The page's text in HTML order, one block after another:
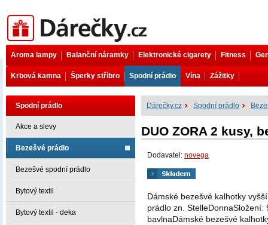
Dárečky.cz
Aroma lampy Balanční náramky Elektronické cigarety Fitness
Krbová kamna Šperky stříbro Spodní prádlo Vína Zážitky
Spodní prádlo
Akce a slevy
Bezešvé prádlo
Bezešvé spodní prádlo
Bytový textil
Bytový textil - deka
Dárečky.cz Spodní prádlo
DUO ZORA 2 kusy,
Dodavatel: novega
Dámské bezešvé kalhotky
prádlo zn. StelleDonnaSložení:
bavlnaDámské bezešvé